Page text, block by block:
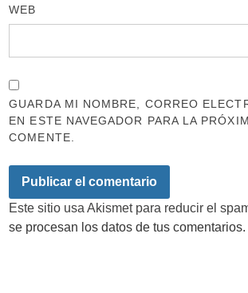
WEB
GUARDA MI NOMBRE, CORREO
EN ESTE NAVEGADOR PARA LA
COMENTE.
Este sitio usa Akismet para reducir el
se procesan los datos de tus comentarios.